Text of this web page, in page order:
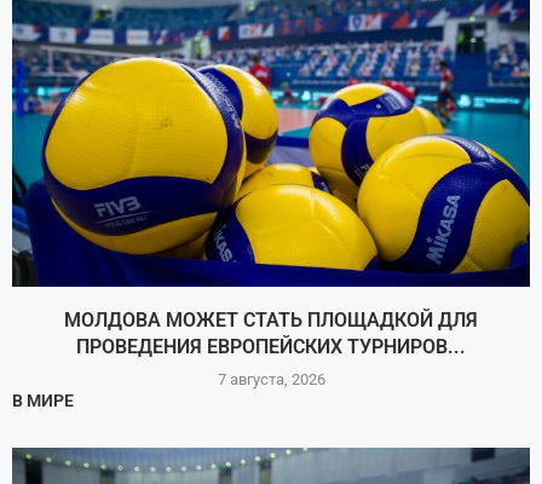
МОЛДОВА МОЖЕТ СТАТЬ ПЛОЩАДКОЙ ДЛЯ
ПРОВЕДЕНИЯ ЕВРОПЕЙСКИХ ТУРНИРОВ...
7 августа, 2026
В МИРЕ